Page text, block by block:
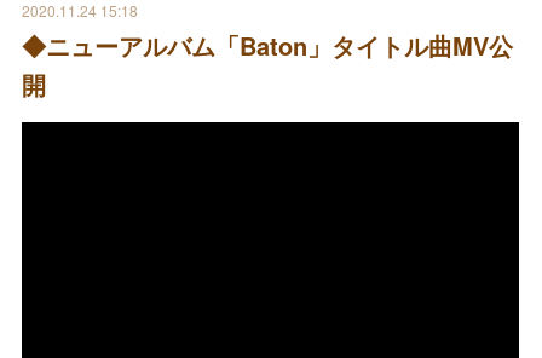
2020.11.24 15:18
◆ニューアルバム「Baton」タイトル曲MV公
開